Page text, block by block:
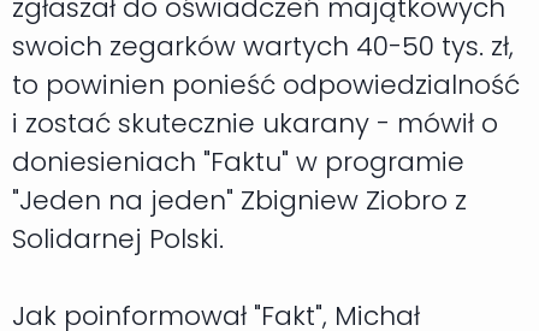
zgłaszał do oświadczeń majątkowych
swoich zegarków wartych 40-50 tys. zł,
to powinien ponieść odpowiedzialność
i zostać skutecznie ukarany - mówił o
doniesieniach "Faktu" w programie
"Jeden na jeden" Zbigniew Ziobro z
Solidarnej Polski.
Jak poinformował "Fakt", Michał